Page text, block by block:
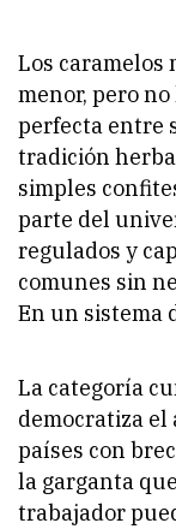
Los caramelos
menor, pero
perfecta entre
tradición
simples
parte del
regulados y
comunes sin
En un sistema
La categoría
democratiza el
países con
la garganta
trabajador